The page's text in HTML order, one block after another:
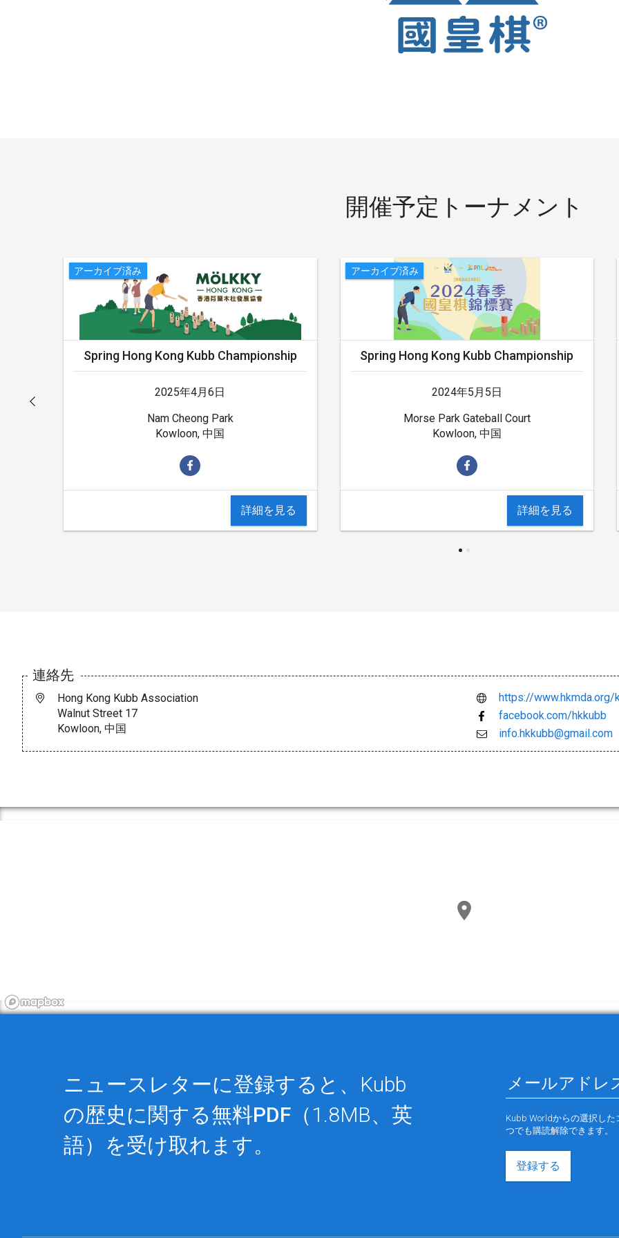
開催予定トーナメント
アーカイブ済み
Spring Hong Kong Kubb Championship
2025年4月6日
Nam Cheong Park
Kowloon, 中国
詳細を見る
アーカイブ済み
Spring Hong Kong Kubb Championship
2024年5月5日
Morse Park Gateball Court
Kowloon, 中国
詳細を見る
連絡先
https://www.hkmda.org/
facebook.com/hkkubb
info.hkkubb@gmail.com
Hong Kong Kubb Association
Walnut Street 17
Kowloon, 中国
ニュースレターに登録すると、Kubb
の歴史に関する無料PDF （1.8MB、英
語）を受け取れます。
Kubb Worldからの選択し
つでも購読解除できます。
登録する